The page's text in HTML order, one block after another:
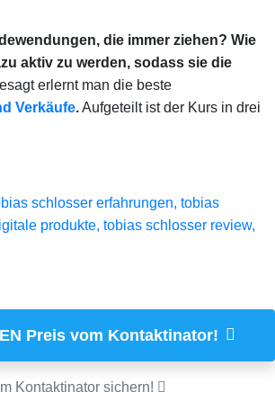
die immer ziehen? Wie
aktiv zu werden, sodass sie die
erlernt man die beste
Verkäufe.Aufgeteilt ist der Kurs in drei
Preis vom Kontaktinator!
Kontaktinator sichern!